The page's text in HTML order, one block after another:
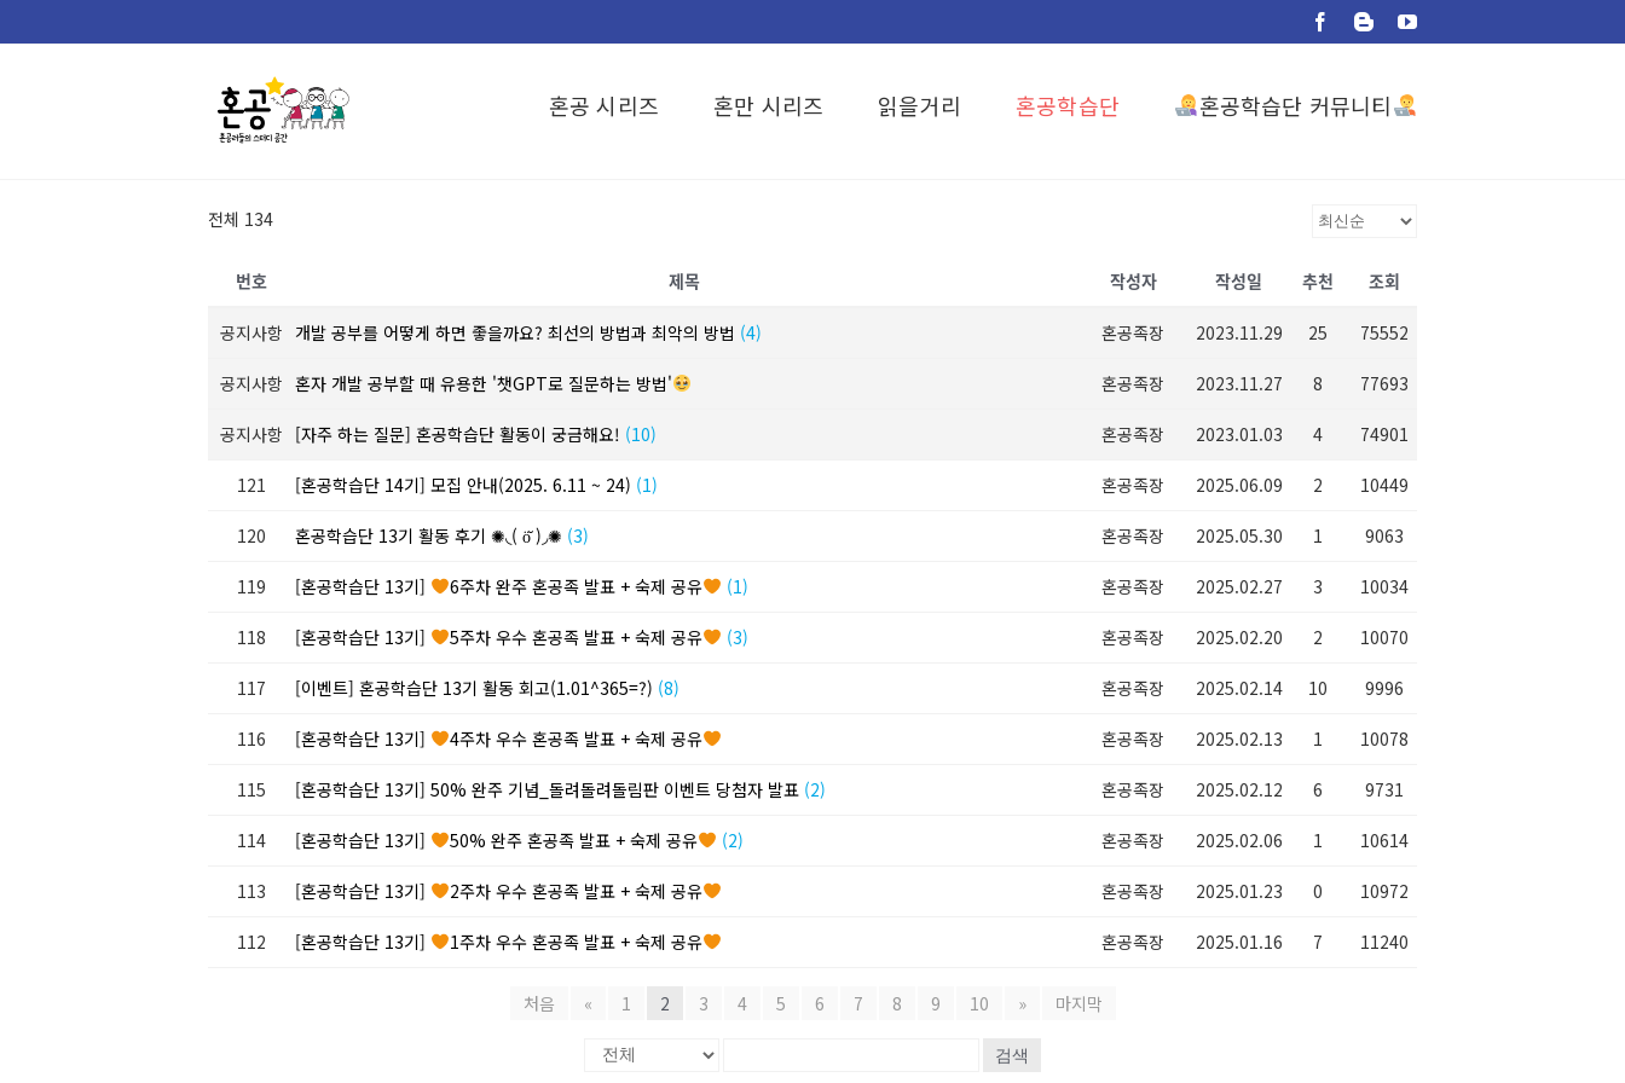
to
Facebook
BloggerYouTube
혼공 시리즈 혼만 시리즈 읽을거리 혼공학습단 혼공학습단 커뮤니티
전체 134
번호 제목 작성자 작성일 추천 조회
공지사항 개발 공부를 어떻게 하면 좋을까요? 최선의 방법과 최악의 방법 (4) 혼공족장 2023.11.29 25 75552
공지사항 혼자 개발 공부할 때 유용한 '챗GPT로 질문하는 방법' 혼공족장 2023.11.27 8 77693
공지사항 [자주 하는 질문] 혼공학습단 활동이 궁금해요! (10) 혼공족장 2023.01.03 4 74901
121 [혼공학습단 14기] 모집 안내(2025. 6.11 ~ 24) (1) 혼공족장 2025.06.09 2 10449
120 혼공학습단 13기 활동 후기 ✺◟( ö̆ )◞✺ (3) 혼공족장 2025.05.30 1 9063
119 [혼공학습단 13기] 6주차 완주 혼공족 발표 + 숙제 공유 (1) 혼공족장 2025.02.27 3 10034
118 [혼공학습단 13기] 5주차 우수 혼공족 발표 + 숙제 공유 (3) 혼공족장 2025.02.20 2 10070
117 [이벤트] 혼공학습단 13기 활동 회고(1.01^365=?) (8) 혼공족장 2025.02.14 10 9996
116 [혼공학습단 13기] 4주차 우수 혼공족 발표 + 숙제 공유 혼공족장 2025.02.13 1 10078
115 [혼공학습단 13기] 50% 완주 기념_돌려돌려돌림판 이벤트 당첨자 발표 (2) 혼공족장 2025.02.12 6 9731
114 [혼공학습단 13기] 50% 완주 혼공족 발표 + 숙제 공유 (2) 혼공족장 2025.02.06 1 10614
113 [혼공학습단 13기] 2주차 우수 혼공족 발표 + 숙제 공유 혼공족장 2025.01.23 0 10972
112 [혼공학습단 13기] 1주차 우수 혼공족 발표 + 숙제 공유 혼공족장 2025.01.16 7 11240
처음 « 1 2 3 4 5 6 7 8 9 10 » 마지막
검색